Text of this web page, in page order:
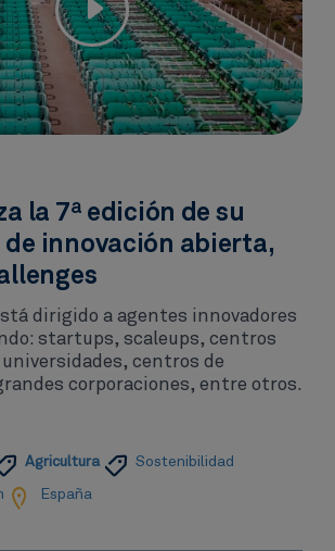
la 7ª edición de su
de innovación abierta,
dirigido a agentes innovadores
startups, scaleups, centros
centros de
corporaciones, entre otros.
Agricultura Sostenibilidad
España